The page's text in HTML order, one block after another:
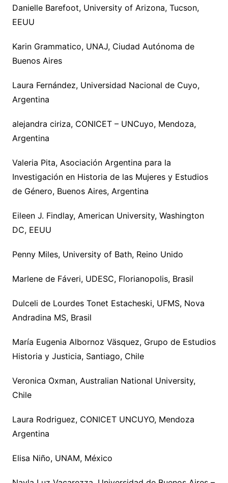
Danielle Barefoot, University of Arizona, Tucson,
EEUU
Karin Grammatico, UNAJ, Ciudad Autónoma de
Buenos Aires
Laura Fernández, Universidad Nacional de Cuyo,
Argentina
alejandra ciriza, CONICET – UNCuyo, Mendoza,
Argentina
Valeria Pita, Asociación Argentina para la
Investigación en Historia de las Mujeres y Estudios
de Género, Buenos Aires, Argentina
Eileen J. Findlay, American University, Washington
DC, EEUU
Penny Miles, University of Bath, Reino Unido
Marlene de Fáveri, UDESC, Florianopolis, Brasil
Dulceli de Lourdes Tonet Estacheski, UFMS, Nova
Andradina MS, Brasil
María Eugenia Albornoz Väsquez, Grupo de Estudios
Historia y Justicia, Santiago, Chile
Veronica Oxman, Australian National University,
Chile
Laura Rodriguez, CONICET UNCUYO, Mendoza
Argentina
Elisa Niño, UNAM, México